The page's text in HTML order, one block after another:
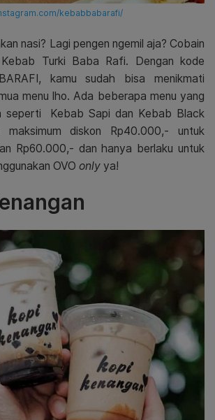
kebabbabarafi/
nasi? Lagi pengen ngemil aja? Cobain
Turki Baba Rafi. Dengan kode
kamu sudah bisa menikmati
menu lho. Ada beberapa menu yang
seperti Kebab Sapi dan Kebab Black
diskon Rp40.000,- untuk
Rp60.000,- dan hanya berlaku untuk
OVO only ya!